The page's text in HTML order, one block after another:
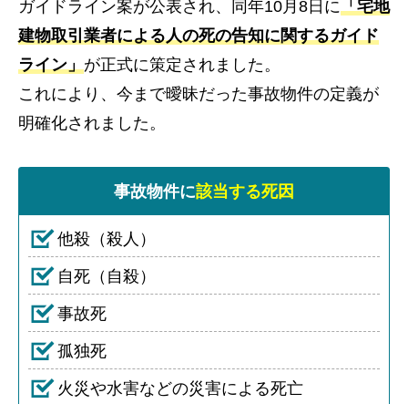
ガイドライン案が公表され、同年10月8日に「宅地
建物取引業者による人の死の告知に関するガイド
ライン」が正式に策定されました。
これにより、今まで曖昧だった事故物件の定義が
明確化されました。
事故物件に該当する死因
他殺（殺人）
自死（自殺）
事故死
孤独死
火災や水害などの災害による死亡